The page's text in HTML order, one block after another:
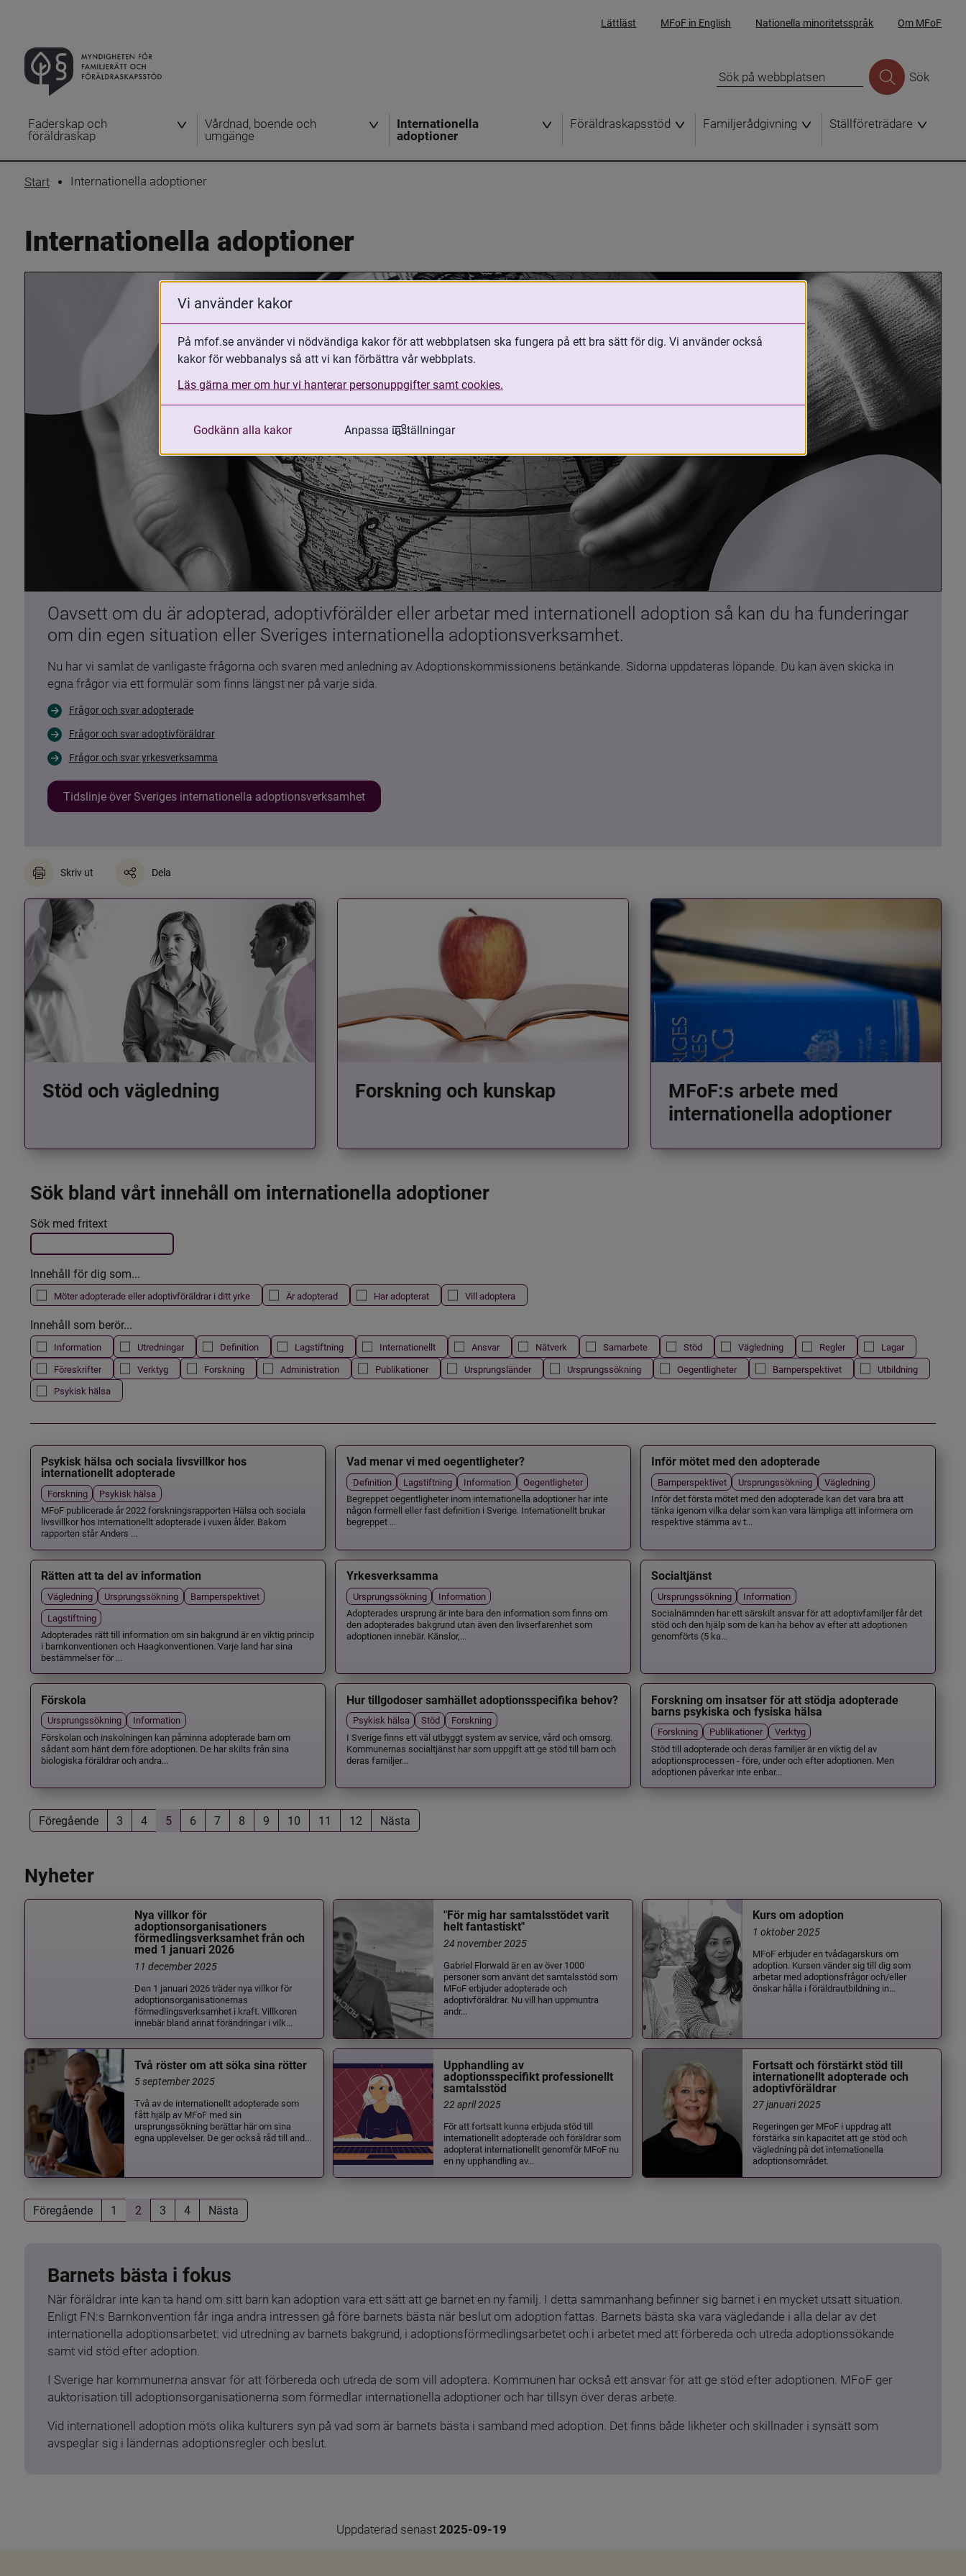
Lättläst MFoF in English Nationella minoritetsspråk Om MFoF
Sök
Faderskap och
föräldraskap
Vårdnad, boende och
umgänge
Internationella
adoptioner
Föräldraskapsstöd Familjerådgivning Ställföreträdare
Start Internationella adoptioner
Internationella adoptioner
Oavsett om du är adopterad, adoptivförälder eller arbetar med internationell adoption så kan du ha funderingar
om din egen situation eller Sveriges internationella adoptionsverksamhet.
Nu har vi samlat de vanligaste frågorna och svaren med anledning av Adoptionskommissionens betänkande. Sidorna uppdateras löpande. Du kan även skicka in
egna frågor via ett formulär som finns längst ner på varje sida.
Frågor och svar adopterade
Frågor och svar adoptivföräldrar
Frågor och svar yrkesverksamma
Tidslinje över Sveriges internationella adoptionsverksamhet
Skriv ut Dela
Stöd och vägledning Forskning och kunskap
MFoF:s arbete med
internationella adoptioner
Sök bland vårt innehåll om internationella adoptioner
Filtrera resultatet
Det här formuläret postas automatiskt
Sök med fritext
Innehåll för dig som...
Möter adopterade eller adoptivföräldrar i ditt yrke Är adopterad Har adopterat Vill adoptera
Innehåll som berör...
Information Utredningar Definition Lagstiftning Internationellt Ansvar Nätverk Samarbete Stöd Vägledning Regler
Lagar
Föreskrifter
Verktyg Forskning Administration Publikationer Ursprungsländer Ursprungssökning Oegentligheter Barnperspektivet
Utbildning
Psykisk hälsa
Psykisk hälsa och sociala livsvillkor hos
internationellt adopterade
Forskning
Psykisk hälsa
MFoF publicerade år 2022 forskningsrapporten Hälsa och sociala
livsvillkor hos internationellt adopterade i vuxen ålder. Bakom
rapporten står Anders ...
Vad menar vi med oegentligheter?
Definition Lagstiftning Information
Oegentligheter
Begreppet oegentligheter inom internationella adoptioner har inte
någon formell eller fast definition i Sverige. Internationellt brukar
begreppet ...
Inför mötet med den adopterade
Barnperspektivet Ursprungssökning
Vägledning
Inför det första mötet med den adopterade kan det vara bra att
tänka igenom vilka delar som kan vara lämpliga att informera om
respektive stämma av t...
Rätten att ta del av information
Vägledning Ursprungssökning
Barnperspektivet
Lagstiftning
Adopterades rätt till information om sin bakgrund är en viktig princip
i barnkonventionen och Haagkonventionen. Varje land har sina
bestämmelser för ...
Yrkesverksamma
Ursprungssökning
Information
Adopterades ursprung är inte bara den information som finns om
den adopterades bakgrund utan även den livserfarenhet som
adoptionen innebär. Känslor,...
Socialtjänst
Ursprungssökning
Information
Socialnämnden har ett särskilt ansvar för att adoptivfamiljer får det
stöd och den hjälp som de kan ha behov av efter att adoptionen
genomförts (5 ka...
Förskola
Ursprungssökning
Information
Förskolan och inskolningen kan påminna adopterade barn om
sådant som hänt dem före adoptionen. De har skilts från sina
biologiska föräldrar och andra...
Hur tillgodoser samhället adoptionsspecifika behov?
Psykisk hälsa Stöd
Forskning
I Sverige finns ett väl utbyggt system av service, vård och omsorg.
Kommunernas socialtjänst har som uppgift att ge stöd till barn och
deras familjer...
Forskning om insatser för att stödja adopterade
barns psykiska och fysiska hälsa
Forskning Publikationer
Verktyg
Stöd till adopterade och deras familjer är en viktig del av
adoptionsprocessen - före, under och efter adoptionen. Men
adoptionen påverkar inte enbar...
Föregående 3 4 5 6 7 8 9 10 11 12 Nästa
Nyheter
Nya villkor för
adoptionsorganisationers
förmedlingsverksamhet från och
med 1 januari 2026
11 december 2025
Den 1 januari 2026 träder nya villkor för
adoptionsorganisationernas
förmedlingsverksamhet i kraft. Villkoren
innebär bland annat förändringar i vilk...
"För mig har samtalsstödet varit
helt fantastiskt"
24 november 2025
Gabriel Florwald är en av över 1000
personer som använt det samtalsstöd som
MFoF erbjuder adopterade och
adoptivföräldrar. Nu vill han uppmuntra
andr...
Kurs om adoption
1 oktober 2025
MFoF erbjuder en tvådagarskurs om
adoption. Kursen vänder sig till dig som
arbetar med adoptionsfrågor och/eller
önskar hålla i föräldrautbildning in...
Två röster om att söka sina rötter
5 september 2025
Två av de internationellt adopterade som
fått hjälp av MFoF med sin
ursprungssökning berättar här om sina
egna upplevelser. De ger också råd till and...
Upphandling av
adoptionsspecifikt professionellt
samtalsstöd
22 april 2025
För att fortsatt kunna erbjuda stöd till
internationellt adopterade och föräldrar som
adopterat internationellt genomför MFoF nu
en ny upphandling av...
Fortsatt och förstärkt stöd till
internationellt adopterade och
adoptivföräldrar
27 januari 2025
Regeringen ger MFoF i uppdrag att
förstärka sin kapacitet att ge stöd och
vägledning på det internationella
adoptionsområdet.
Föregående 1 2 3 4 Nästa
Barnets bästa i fokus
När föräldrar inte kan ta hand om sitt barn kan adoption vara ett sätt att ge barnet en ny familj. I detta sammanhang befinner sig barnet i en mycket utsatt situation.
Enligt FN:s Barnkonvention får inga andra intressen gå före barnets bästa när beslut om adoption fattas. Barnets bästa ska vara vägledande i alla delar av det
internationella adoptionsarbetet: vid utredning av barnets bakgrund, i adoptionsförmedlingsarbetet och i arbetet med att förbereda och utreda adoptionssökande
samt vid stöd efter adoption.
I Sverige har kommunerna ansvar för att förbereda och utreda de som vill adoptera. Kommunen har också ett ansvar för att ge stöd efter adoptionen. MFoF ger
auktorisation till adoptionsorganisationerna som förmedlar internationella adoptioner och har tillsyn över deras arbete.
Vid internationell adoption möts olika kulturers syn på vad som är barnets bästa i samband med adoption. Det finns både likheter och skillnader i synsätt som
avspeglar sig i ländernas adoptionsregler och beslut.
Uppdaterad senast 2025-09-19
Vi använder kakor
På mfof.se använder vi nödvändiga kakor för att webbplatsen ska fungera på ett bra sätt för dig. Vi använder också
kakor för webbanalys så att vi kan förbättra vår webbplats.
Läs gärna mer om hur vi hanterar personuppgifter samt cookies.
Godkänn alla kakor Anpassa inställningar